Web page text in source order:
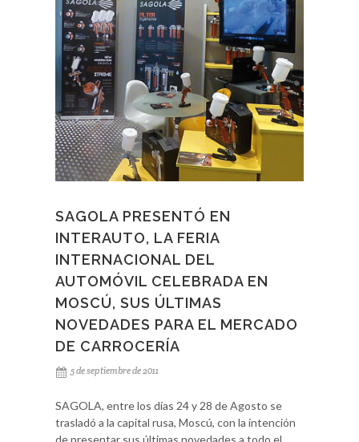
SAGOLA PRESENTÓ EN
INTERAUTO, LA FERIA
INTERNACIONAL DEL
AUTOMÓVIL CELEBRADA EN
MOSCÚ, SUS ÚLTIMAS
NOVEDADES PARA EL MERCADO
DE CARROCERÍA
5 de septiembre de 2011
SAGOLA, entre los días 24 y 28 de Agosto se
trasladó a la capital rusa, Moscú, con la intención
de presentar sus últimas novedades a todo el